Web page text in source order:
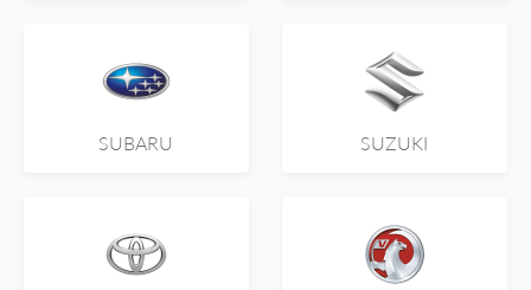
SUBARU SUZUKI